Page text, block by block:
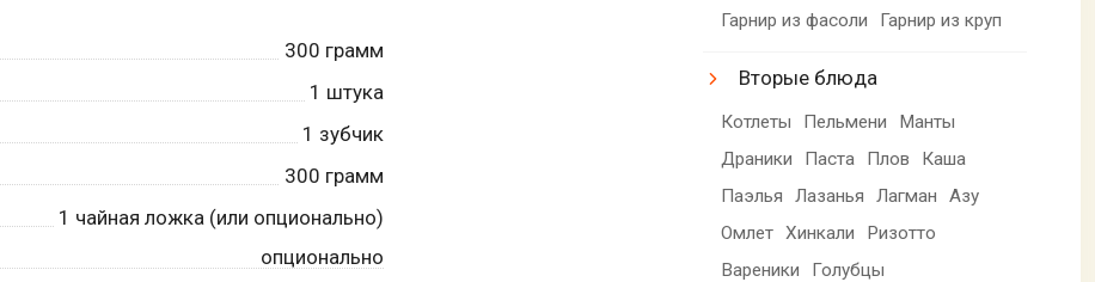
300 грамм
1 штука
1 зубчик
300 грамм
1 чайная ложка (или опционально)
опционально
Гарнир из фасоли
Гарнир из круп
Вторые блюда
Котлеты Пельмени
Манты
Драники
Паста Плов
Каша
Паэлья
Лазанья Лагман
Азу
Омлет Хинкали
Ризотто
Вареники
Голубцы